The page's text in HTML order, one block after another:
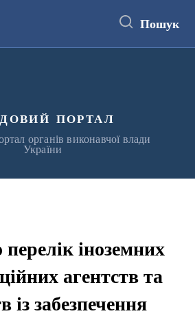
Пошук
портал
органів виконавчої влади
України
іноземних
агентств та
із забезпечення